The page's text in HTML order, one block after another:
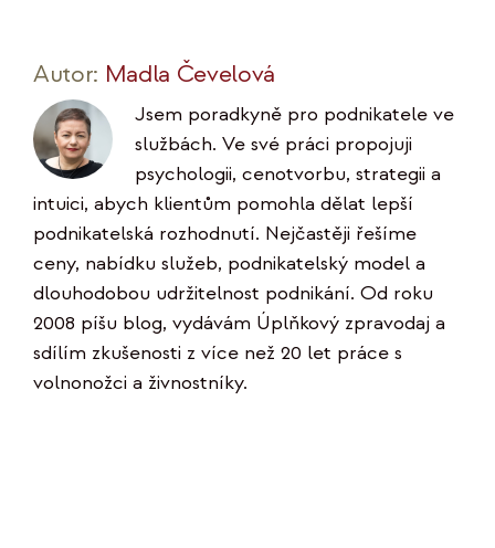
Autor: Madla Čevelová
Jsem poradkyně pro podnikatele ve
službách. Ve své práci propojuji
psychologii, cenotvorbu, strategii a
intuici, abych klientům pomohla dělat lepší
podnikatelská rozhodnutí. Nejčastěji řešíme
ceny, nabídku služeb, podnikatelský model a
dlouhodobou udržitelnost podnikání. Od roku
2008 píšu blog, vydávám Úplňkový zpravodaj a
sdílím zkušenosti z více než 20 let práce s
volnonožci a živnostníky.